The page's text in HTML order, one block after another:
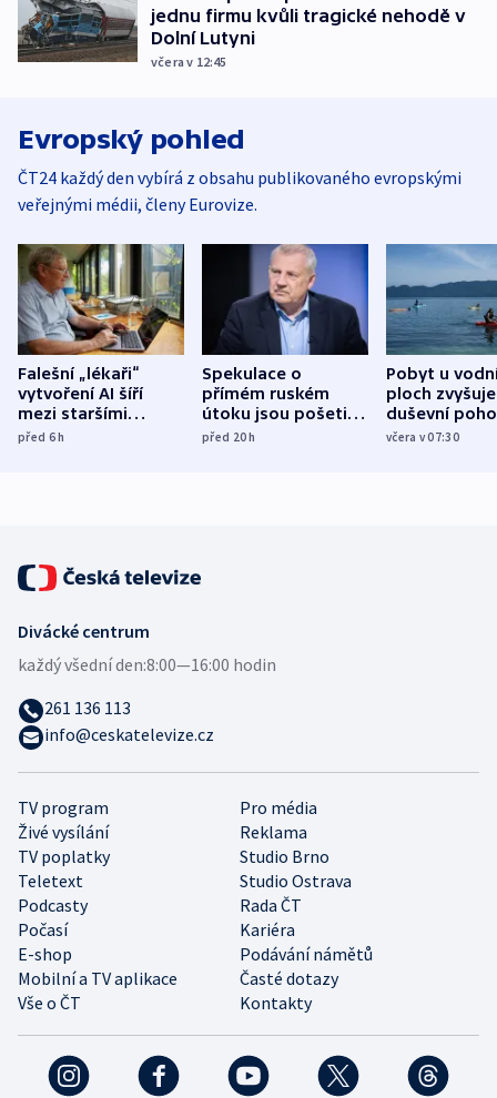
jednu firmu kvůli tragické nehodě v
Dolní Lutyni
včera v 12:45
Evropský pohled
ČT24 každý den vybírá z obsahu publikovaného evropskými
veřejnými médii, členy Eurovize.
Falešní „lékaři“
vytvoření AI šíří
mezi staršími
Poláky nebezpečné
před 6h
Spekulace o
přímém ruském
útoku jsou pošetilé,
míní estonský
před 20h
Pobyt u
ploch zvyšuje
duševní
ukázala
včera v 07:30
TV program
Pro média
Živé vysílání
Reklama
TV poplatky
Studio Brno
Teletext
Studio Ostrava
Podcasty
Rada ČT
Počasí
Kariéra
E-shop
Podávání námětů
Mobilní a TV aplikace
Časté dotazy
Vše o ČT
Kontakty
Divácké centrum
každý všední den:8:00—16:00 hodin
261 136 113
info@ceskatelevize.cz